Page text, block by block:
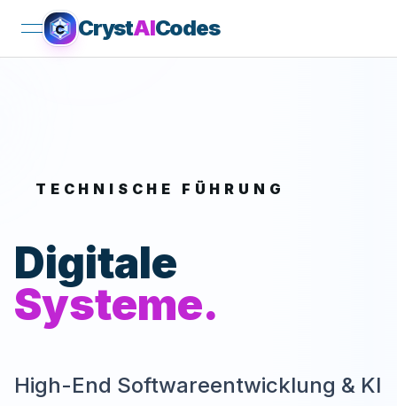
open navigation menu
CrystAICodes
TECHNISCHE FÜHRUNG
Digitale
Systeme.
High-End Softwareentwicklung & KI